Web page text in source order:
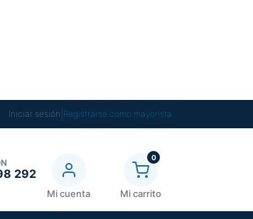
Iniciar sesión Registrarse como mayorista
292
Mi cuenta
0
Mi carrito